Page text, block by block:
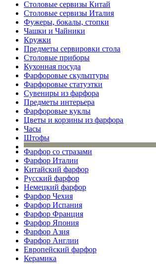
Столовые сервизы Китай
Столовые сервизы Италия
Фужеры, бокалы, стопки
Чашки и Чайники
Кружки
Предметы сервировки стола
Столовые приборы
Кухонная посуда
Фарфоровые скульптуры
Фарфоровые статуэтки
Сувениры из фарфора
Предметы интерьера
Фарфоровые куклы
Цветы и корзины из фарфора
Часы
Штофы
Фарфор со стразами
Фарфор Италии
Китайский фарфор
Русский фарфор
Немецкий фарфор
Фарфор Чехия
Фарфор Испания
Фарфор Франция
Фарфор Япония
Фарфор Азия
Фарфор Англии
Европейский фарфор
Керамика